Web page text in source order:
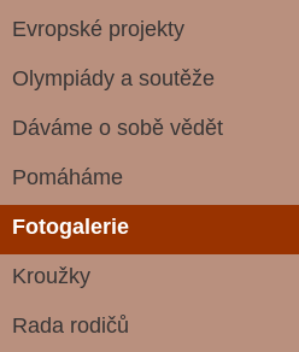
Evropské projekty
Olympiády a soutěže
Dáváme o sobě vědět
Pomáháme
Fotogalerie
Kroužky
Rada rodičů